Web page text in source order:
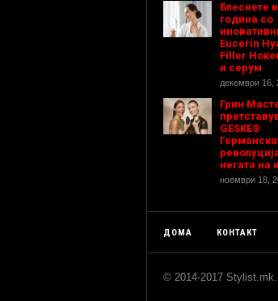
Блеснете
година со
Eucerin
Filler
и серум
декември 16,
Грин
GESKE®
негата на
ноември 18,
ДОМА КОНТАКТ
© 2014-2017